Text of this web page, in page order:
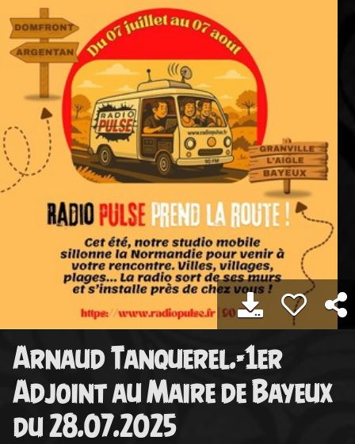
Arnaud Tanquerel.-1er
Adjoint au Maire de Bayeux
du 28.07.2025